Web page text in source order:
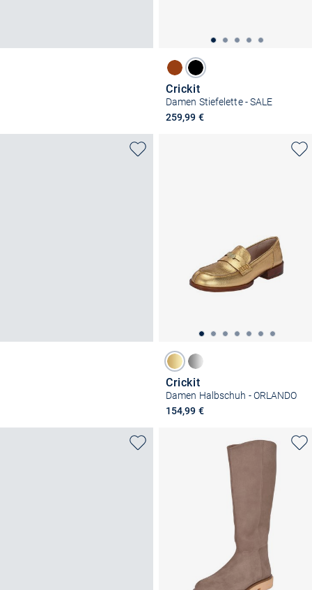
Crickit
Damen Stiefelette - SALE
259,99 €
Crickit
Damen Halbschuh - ORLANDO
154,99 €